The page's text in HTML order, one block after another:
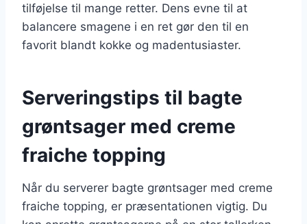
tilføjelse til mange retter. Dens evne til at
balancere smagene i en ret gør den til en
favorit blandt kokke og madentusiaster.
Serveringstips til bagte
grøntsager med creme
fraiche topping
Når du serverer bagte grøntsager med creme
fraiche topping, er præsentationen vigtig. Du